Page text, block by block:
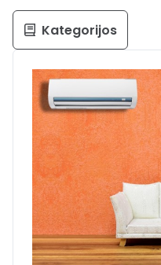
Kategorijos